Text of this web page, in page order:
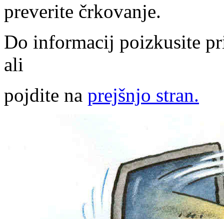
preverite črkovanje.
Do informacij poizkusite
ali
pojdite na prejšnjo stran.